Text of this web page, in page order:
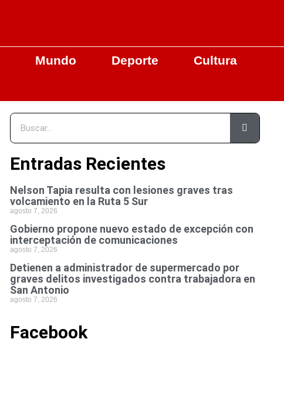
Mundo Deporte
Cultura
Entradas Recientes
Nelson Tapia resulta con lesiones graves tras
volcamiento en la Ruta 5 Sur
agosto 7, 2026
Gobierno propone nuevo estado de excepción con
interceptación de comunicaciones
agosto 7, 2026
Detienen a administrador de supermercado por
graves delitos investigados contra trabajadora en
San Antonio
agosto 7, 2026
Facebook